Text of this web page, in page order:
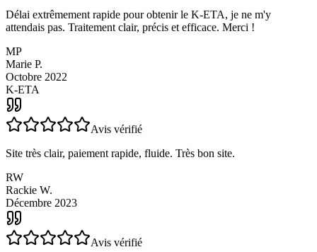
Avis vérifié
Délai extrêmement rapide pour obtenir le K-ETA, je ne m'y
attendais pas. Traitement clair, précis et efficace. Merci !
MP
Marie P.
Octobre 2022
K-ETA
Site très clair, paiement rapide, fluide. Très bon site.
RW
Rackie W.
Décembre 2023